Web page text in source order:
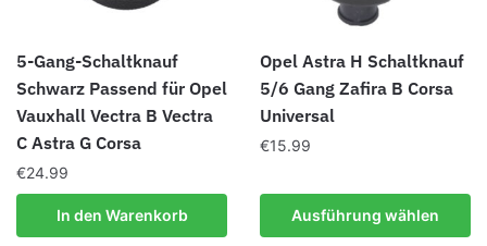
5-Gang-Schaltknauf
Schwarz Passend für Opel
Vauxhall Vectra B Vectra
C Astra G Corsa
€24.99
In den Warenkorb
Opel Astra H Schaltknauf
5/6 Gang Zafira B Corsa
Universal
€15.99
Ausführung wählen
Produkt
weist